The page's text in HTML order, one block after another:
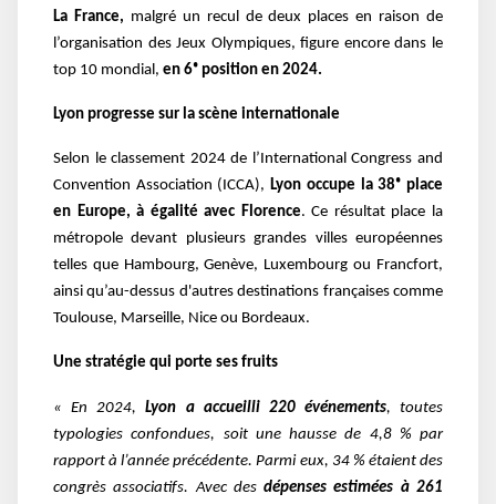
La France, malgré un recul de deux places en raison de
l’organisation des Jeux Olympiques, figure encore dans le
top 10 mondial, en 6ᵉ position en 2024.
Lyon progresse sur la scène internationale
Selon le classement 2024 de l’International Congress and
Convention Association (ICCA),Lyon occupe la 38ᵉ place
en Europe, à égalité avec Florence. Ce résultat place la
métropole devant plusieurs grandes villes européennes
telles que Hambourg, Genève, Luxembourg ou Francfort,
ainsi qu’au-dessus d'autres destinations françaises comme
Toulouse, Marseille, Nice ou Bordeaux.
Une stratégie qui porte ses fruits
« En 2024,Lyon a accueilli 220 événements, toutes
typologies confondues, soit une hausse de 4,8 % par
rapport à l’année précédente. Parmi eux, 34 % étaient des
congrès associatifs. Avec desdépenses estimées à 261